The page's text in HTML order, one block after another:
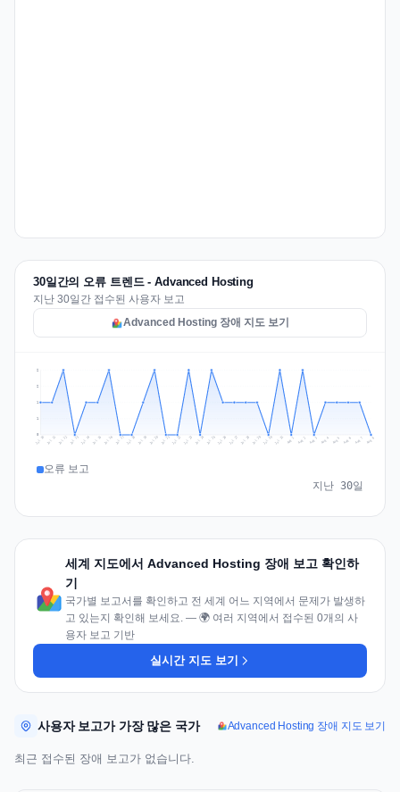
30일간의 오류 트렌드 - Advanced Hosting
지난 30일간 접수된 사용자 보고
Advanced Hosting 장애 지도 보기
1
1
2
2
Jul 10 Jul 11 Jul 12 Jul 13 Jul 14 Jul 15 Jul 16 Jul 17 Jul 18 Jul 19 Jul 20 Jul 21 Jul 22 Jul 23 Jul 24 Jul 25 Jul 26 Jul 27 Jul 28 Jul 29 Jul 30 Jul 31 Aug 1 Aug 2 Aug 3 Aug 4 Aug 5 Aug 6 Aug 7 Aug 8
오류 보고
지난 30일
세계 지도에서 Advanced Hosting 장애 보고 확인하
기
국가별 보고서를 확인하고 전 세계 어느 지역에서 문제가 발생하
고 있는지 확인해 보세요. — 🌍 여러 지역에서 접수된 0개의 사
용자 보고 기반
실시간 지도 보기
사용자 보고가 가장 많은 국가 Advanced Hosting 장애 지도 보기
최근 접수된 장애 보고가 없습니다.